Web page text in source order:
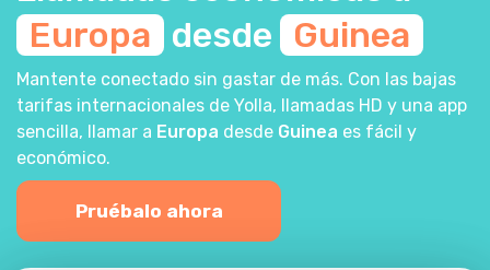
Europa desde Guinea
Mantente conectado sin gastar de más. Con las bajas
tarifas internacionales de Yolla, llamadas HD y una app
sencilla, llamar a Europa desde Guinea es fácil y
económico.
Pruébalo ahora